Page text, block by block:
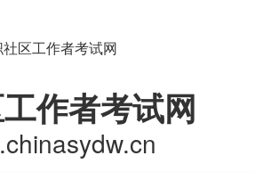
社区工作者考试网
作者考试网